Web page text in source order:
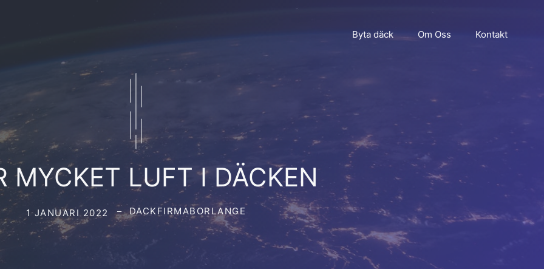
Byta däck Om Oss Kontakt
MYCKET LUFT I DÄCKEN
1 JANUARI 2022 DACKFIRMABORLANGE